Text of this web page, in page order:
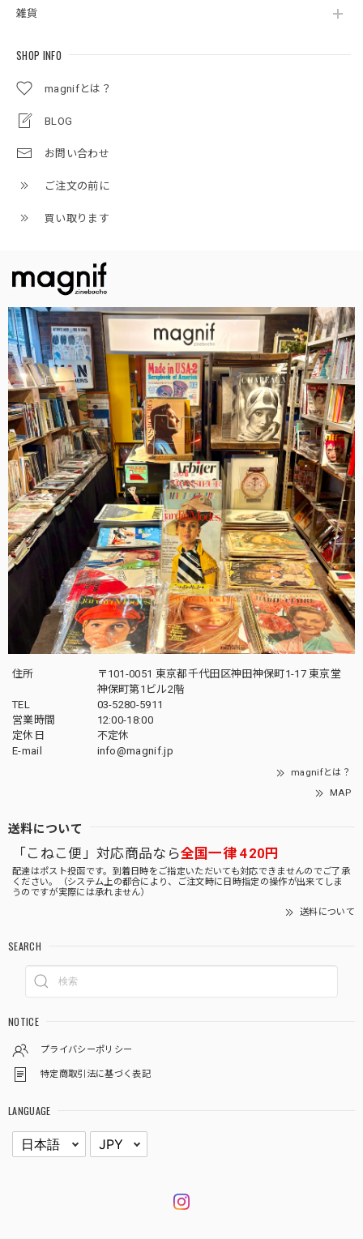
雑貨
SHOP INFO
magnifとは？
BLOG
お問い合わせ
ご注文の前に
買い取ります
住所
〒101-0051 東京都千代田区神田神保町1-17 東京堂
神保町第1ビル2階
TEL
03-5280-5911
営業時間
12:00-18:00
定休日
不定休
E-mail
info@magnif.jp
magnifとは？
MAP
送料について
「こねこ便」対応商品なら全国一律 420円
配達はポスト投函です。到着日時をご指定いただいても対応できませんのでご了承
ください。（システム上の都合により、ご注文時に日時指定の操作が出来てしま
うのですが実際には承れません）
送料について
SEARCH
NOTICE
プライバシーポリシー
特定商取引法に基づく表記
LANGUAGE